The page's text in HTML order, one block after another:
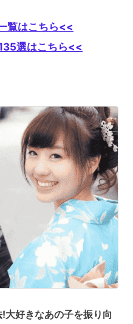
覧はこちら<<
選はこちら<<
大好きなあの子を振り向